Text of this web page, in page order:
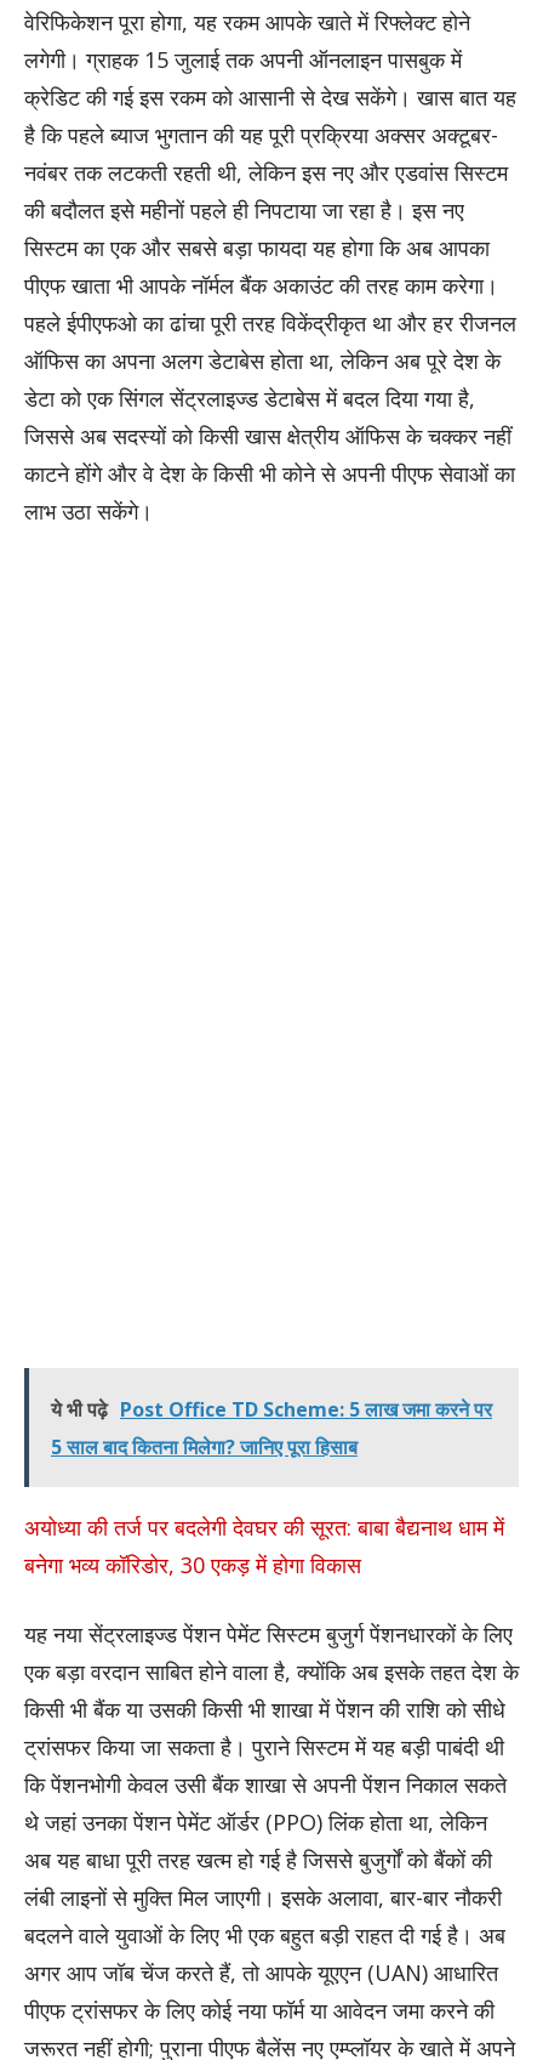
वेरिफिकेशन पूरा होगा, यह रकम आपके खाते में रिफ्लेक्ट होने
लगेगी। ग्राहक 15 जुलाई तक अपनी ऑनलाइन पासबुक में
क्रेडिट की गई इस रकम को आसानी से देख सकेंगे। खास बात यह
है कि पहले ब्याज भुगतान की यह पूरी प्रक्रिया अक्सर अक्टूबर-
नवंबर तक लटकती रहती थी, लेकिन इस नए और एडवांस सिस्टम
की बदौलत इसे महीनों पहले ही निपटाया जा रहा है। इस नए
सिस्टम का एक और सबसे बड़ा फायदा यह होगा कि अब आपका
पीएफ खाता भी आपके नॉर्मल बैंक अकाउंट की तरह काम करेगा।
पहले ईपीएफओ का ढांचा पूरी तरह विकेंद्रीकृत था और हर रीजनल
ऑफिस का अपना अलग डेटाबेस होता था, लेकिन अब पूरे देश के
डेटा को एक सिंगल सेंट्रलाइज्ड डेटाबेस में बदल दिया गया है,
जिससे अब सदस्यों को किसी खास क्षेत्रीय ऑफिस के चक्कर नहीं
काटने होंगे और वे देश के किसी भी कोने से अपनी पीएफ सेवाओं का
लाभ उठा सकेंगे।
ये भी पढ़े Post Office TD Scheme: 5 लाख जमा करने पर
5 साल बाद कितना मिलेगा? जानिए पूरा हिसाब
अयोध्या की तर्ज पर बदलेगी देवघर की सूरत: बाबा बैद्यनाथ धाम में
बनेगा भव्य कॉरिडोर, 30 एकड़ में होगा विकास
यह नया सेंट्रलाइज्ड पेंशन पेमेंट सिस्टम बुजुर्ग पेंशनधारकों के लिए
एक बड़ा वरदान साबित होने वाला है, क्योंकि अब इसके तहत देश के
किसी भी बैंक या उसकी किसी भी शाखा में पेंशन की राशि को सीधे
ट्रांसफर किया जा सकता है। पुराने सिस्टम में यह बड़ी पाबंदी थी
कि पेंशनभोगी केवल उसी बैंक शाखा से अपनी पेंशन निकाल सकते
थे जहां उनका पेंशन पेमेंट ऑर्डर (PPO) लिंक होता था, लेकिन
अब यह बाधा पूरी तरह खत्म हो गई है जिससे बुजुर्गों को बैंकों की
लंबी लाइनों से मुक्ति मिल जाएगी। इसके अलावा, बार-बार नौकरी
बदलने वाले युवाओं के लिए भी एक बहुत बड़ी राहत दी गई है। अब
अगर आप जॉब चेंज करते हैं, तो आपके यूएएन (UAN) आधारित
पीएफ ट्रांसफर के लिए कोई नया फॉर्म या आवेदन जमा करने की
जरूरत नहीं होगी; पुराना पीएफ बैलेंस नए एम्प्लॉयर के खाते में अपने